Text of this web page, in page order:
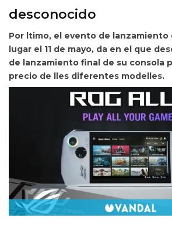
desconocido
Por ltimo, el evento de lanzamiento
lugar el 11 de mayo, da en el que
de lanzamiento final de su consola
precio de lles diferentes modelles.